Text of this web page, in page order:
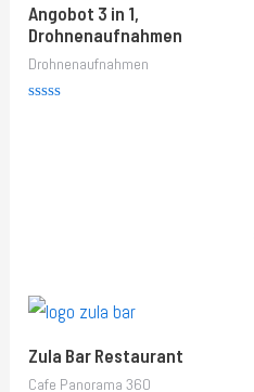
Angobot 3 in 1,
Drohnenaufnahmen
Drohnenaufnahmen
Zula Bar Restaurant
Cafe Panorama 360